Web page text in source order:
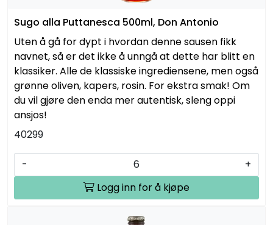
Sugo alla Puttanesca 500ml, Don Antonio
Uten å gå for dypt i hvordan denne sausen fikk
navnet, så er det ikke å unngå at dette har blitt en
klassiker. Alle de klassiske ingrediensene, men også
grønne oliven, kapers, rosin. For ekstra smak! Om
du vil gjøre den enda mer autentisk, sleng oppi
ansjos!
40299
-
+
Logg inn for å kjøpe